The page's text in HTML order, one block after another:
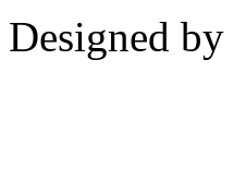
Designed by